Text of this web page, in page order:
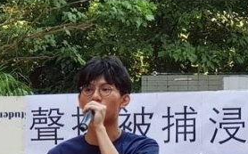
：中国富人赴美产子拿身份 呈工业化规模 大陆
事金扫描】美军炸平“美国大使馆”美载人飞船重返
大規模禮品卡詐騙 贓款成中共軍費 国际新闻